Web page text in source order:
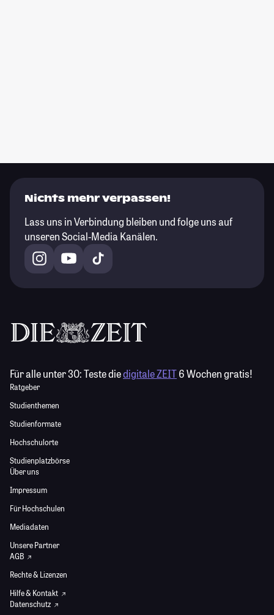
Nichts mehr verpassen!
Lass uns in Verbindung bleiben und folge uns auf
unseren Social-Media Kanälen.
Für alle unter 30:Teste diedigitale ZEIT6 Wochen gratis!
Ratgeber
Studienthemen
Studienformate
Hochschulorte
Studienplatzbörse
Über uns
Impressum
Für Hochschulen
Mediadaten
Unsere Partner
AGB
Rechte & Lizenzen
Hilfe & Kontakt
Datenschutz